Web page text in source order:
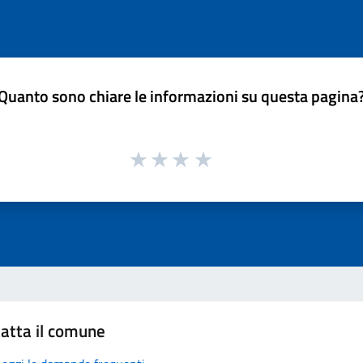
sono chiare le informazioni su questa
il comune